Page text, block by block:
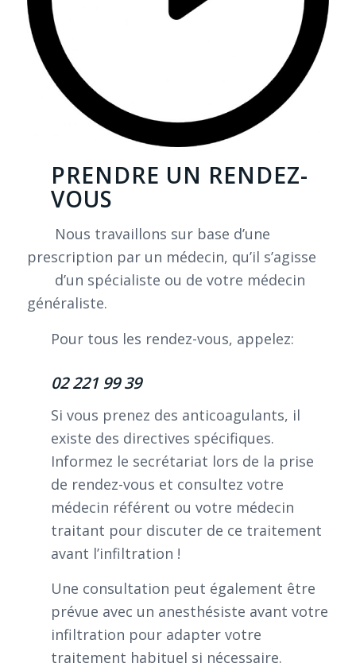
PRENDRE UN RENDEZ-
VOUS
Nous travaillons sur base d’une
prescription par un médecin, qu’il s’agisse
d’un spécialiste ou de votre médecin
généraliste.
Pour tous les rendez-vous, appelez:
02 221 99 39
Si vous prenez des anticoagulants, il
existe des directives spécifiques.
Informez le secrétariat lors de la prise
de rendez-vous et consultez votre
médecin référent ou votre médecin
traitant pour discuter de ce traitement
avant l’infiltration !
Une consultation peut également être
prévue avec un anesthésiste avant votre
infiltration pour adapter votre
traitement habituel si nécessaire.